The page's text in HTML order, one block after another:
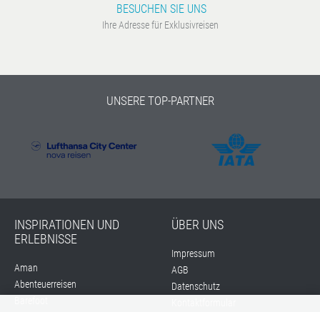
BESUCHEN SIE UNS
Ihre Adresse für Exklusivreisen
UNSERE TOP-PARTNER
INSPIRATIONEN UND
ERLEBNISSE
Aman
Abenteuerreisen
ÜBER UNS
Impressum
AGB
Datenschutz